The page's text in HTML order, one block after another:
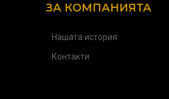
ЗА КОМПАНИЯТА
Нашата история
Контакти